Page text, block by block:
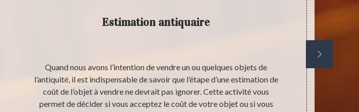
Estimation antiquaire
Quand nous avons l’intention de vendre un ou quelques objets de
l’antiquité, il est indispensable de savoir que l’étape d’une estimation de
coût de l’objet à vendre ne devrait pas ignorer. Cette activité vous
permet de décider si vous acceptez le coût de votre objet ou si vous
Les beaux